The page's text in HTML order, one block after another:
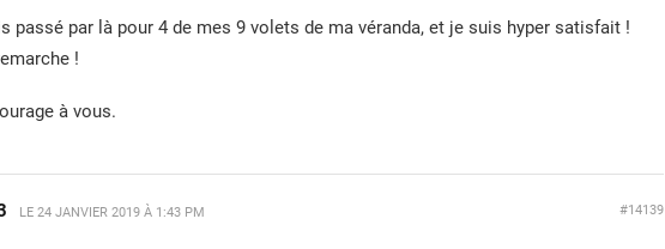
passé par là pour 4 de mes 9 volets de ma véranda, et je suis hyper satisfait !
!
à vous.
LE 24 JANVIER 2019 À 1:43 PM #14139